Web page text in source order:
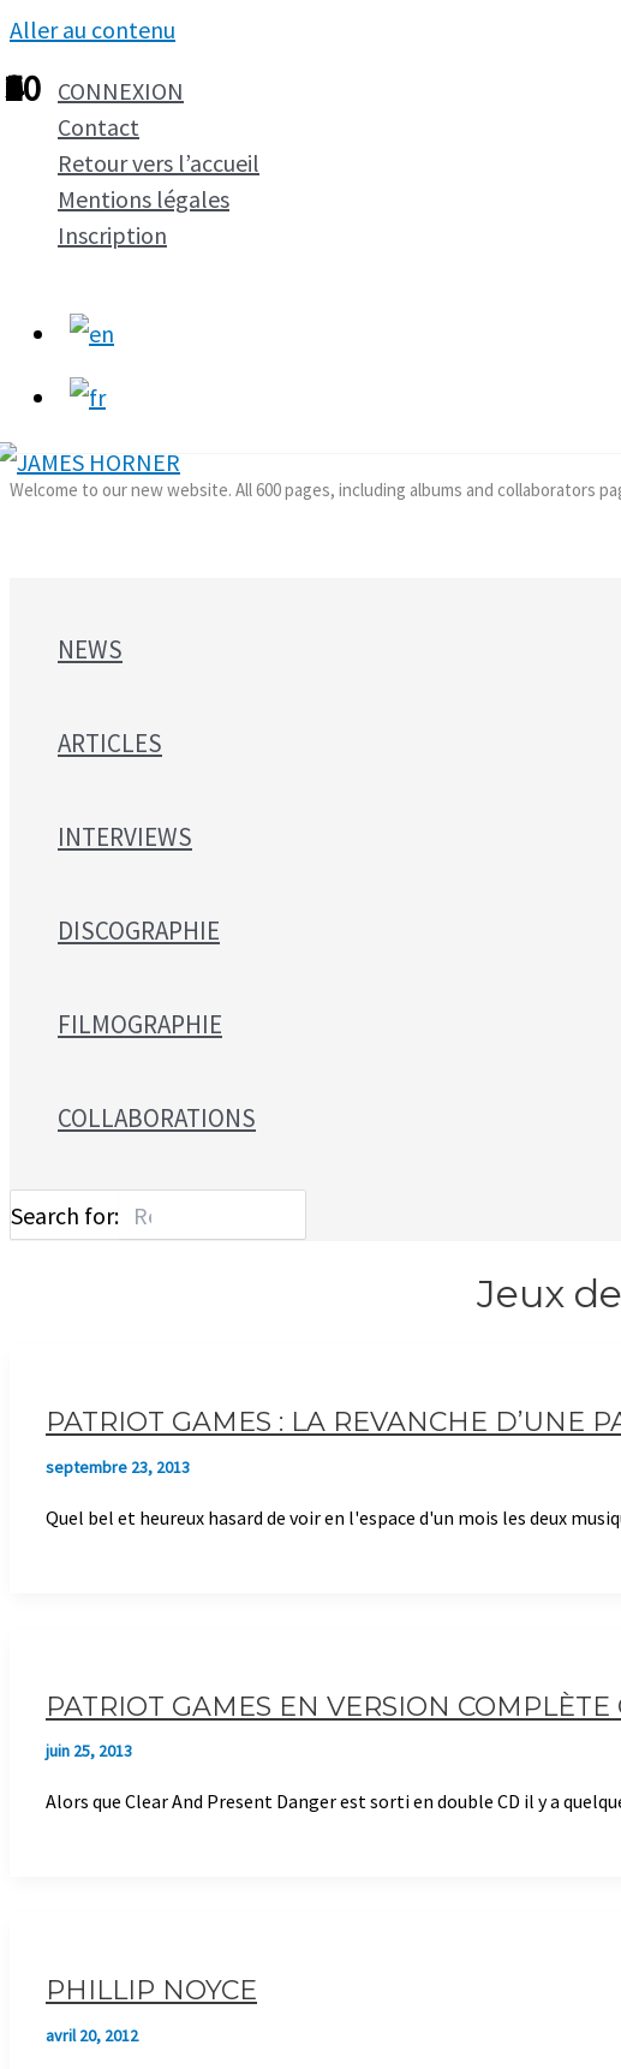
Aller au contenu
CONNEXION
Contact
Retour vers l’accueil
Mentions légales
Inscription
Welcome to our new website. All 600 pages, including albums and collaborators
NEWS
ARTICLES
INTERVIEWS
DISCOGRAPHIE
FILMOGRAPHIE
COLLABORATIONS
Search for:
Jeux
PATRIOT GAMES : LA REVANCHE D’UNE
septembre 23, 2013
Quel bel et heureux hasard de voir en l'espace d'un mois les deux
PATRIOT GAMES EN VERSION
juin 25, 2013
Alors que Clear And Present Danger est sorti en double CD il y a
PHILLIP NOYCE
avril 20, 2012
1
2
3
4
5
6
7
8
9
10